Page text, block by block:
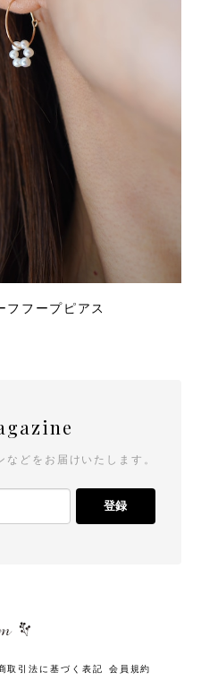
フフープピアス
どをお届けいたします。
登録
取引法に基づく表記 会員規約